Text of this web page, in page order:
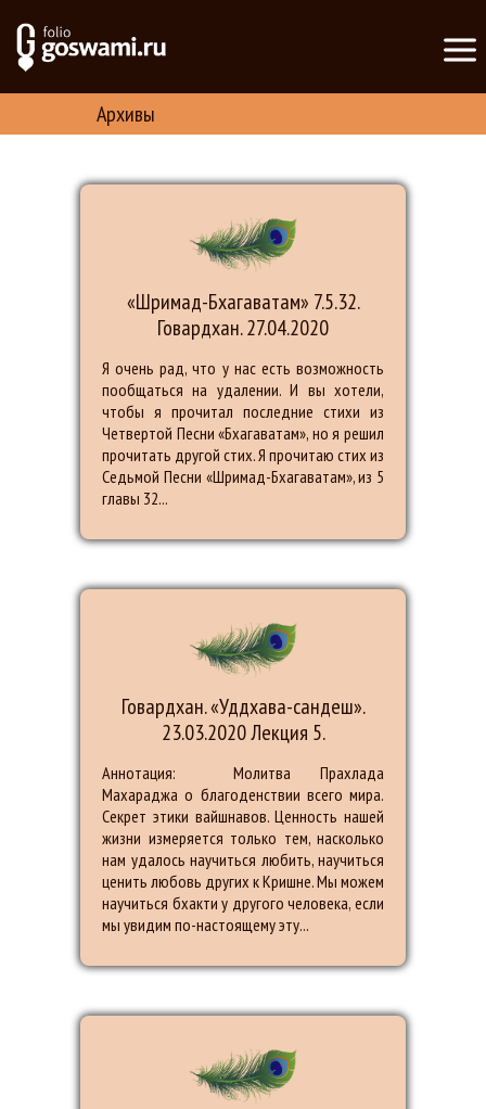
Архивы
«Шримад-Бхагаватам» 7.5.32.
Говардхан. 27.04.2020
Я очень рад, что у нас есть возможность
пообщаться на удалении. И вы хотели,
чтобы я прочитал последние стихи из
Четвертой Песни «Бхагаватам», но я решил
прочитать другой стих. Я прочитаю стих из
Седьмой Песни «Шримад-Бхагаватам», из 5
главы 32...
Говардхан. «Уддхава-сандеш».
23.03.2020 Лекция 5.
Аннотация: Молитва Прахлада
Махараджа о благоденствии всего мира.
Секрет этики вайшнавов. Ценность нашей
жизни измеряется только тем, насколько
нам удалось научиться любить, научиться
ценить любовь других к Кришне. Мы можем
научиться бхакти у другого человека, если
мы увидим по-настоящему эту...